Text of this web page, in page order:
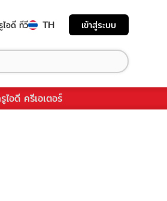
อดี ทีวี TH เข้าสู่ระบบ
ไอดี ครีเอเตอร์